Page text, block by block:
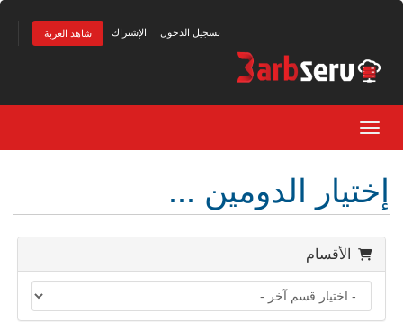
تسجيل الدخول الإشتراك شاهد العربة
Toggle navigation
إختيار الدومين ...
الأقسام